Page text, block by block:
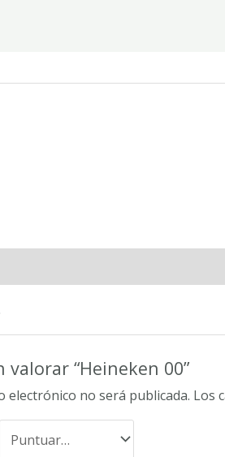
valorar “Heineken 00”
electrónico no será publicada. Los